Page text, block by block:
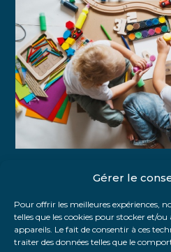
Gérer le
Pour offrir les meilleures expériences,
telles que les cookies pour stocker et/
appareils. Le fait de consentir à ces
traiter des données telles que le
FaceBook
TwitterLinkedIn